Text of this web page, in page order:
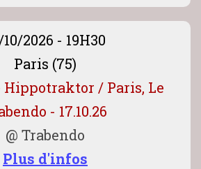
10/2026 - 19H30
Paris (75)
Hippotraktor / Paris, Le
- 17.10.26
@ Trabendo
Plus d'infos